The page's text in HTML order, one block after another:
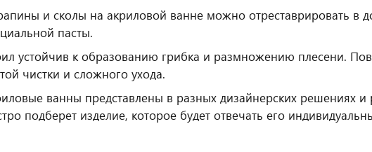
и сколы на акриловой ванне можно отреставрировать в
пасты.
устойчив к образованию грибка и размножению плесени.
чистки и сложного ухода.
ванны представлены в разных дизайнерских решениях и
подберет изделие, которое будет отвечать его